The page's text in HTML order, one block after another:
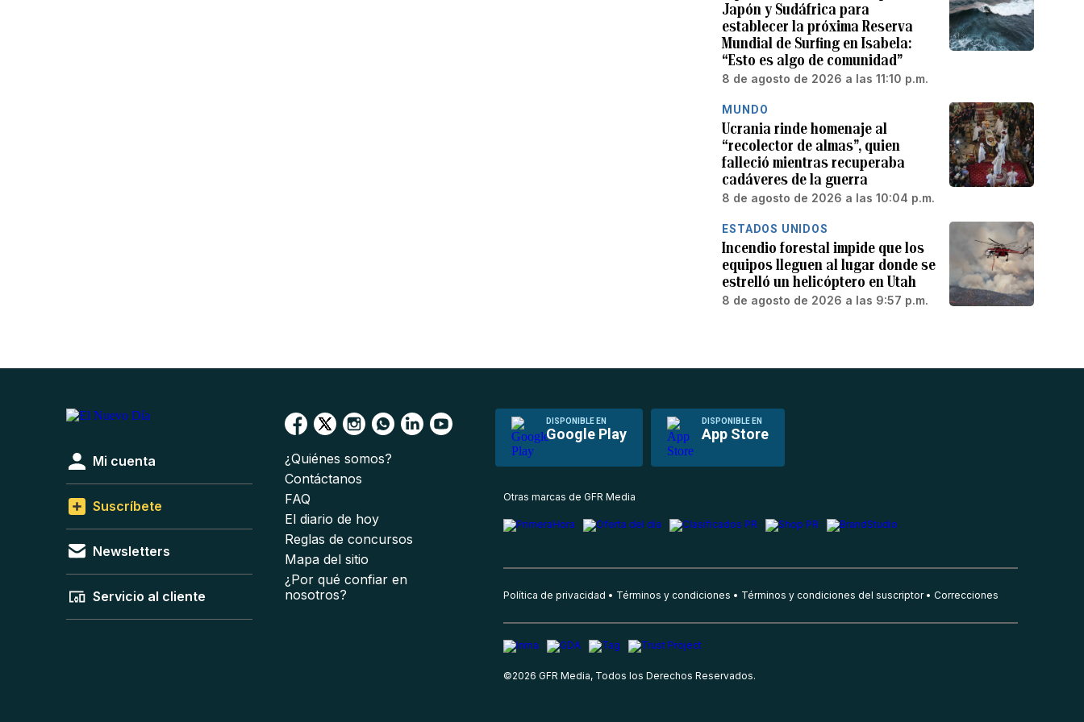
Japón y Sudáfrica para
establecer la próxima Reserva
Mundial de Surfing en Isabela:
“Esto es algo de comunidad”
8 de agosto de 2026 a las 11:10 p.m.
MUNDO
Ucrania rinde homenaje al
“recolector de almas”, quien
falleció mientras recuperaba
cadáveres de la guerra
8 de agosto de 2026 a las 10:04 p.m.
ESTADOS UNIDOS
Incendio forestal impide que los
equipos lleguen al lugar donde se
estrelló un helicóptero en Utah
8 de agosto de 2026 a las 9:57 p.m.
DISPONIBLE EN
Google Play
DISPONIBLE EN
App Store
Mi cuenta
Suscríbete
Newsletters
Servicio al cliente
¿Quiénes somos?
Contáctanos
FAQ
El diario de hoy
Reglas de concursos
Mapa del sitio
¿Por qué confiar en
nosotros?
Otras marcas de GFR Media
Política de privacidad Términos y condiciones Términos y condiciones del suscriptor Correcciones
©2026 GFR Media, Todos los Derechos Reservados.